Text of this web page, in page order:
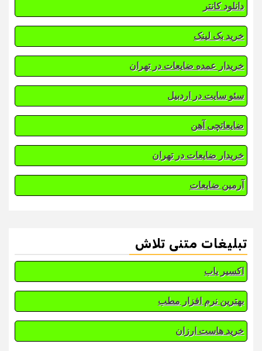
دانلود کانتر
خرید بک لینک
خریدار عمده ضایعات در تهران
سئو سایت در اردبیل
ضایعاتچی آهن
خریدار ضایعات در تهران
آرمین ضایعات
تبلیغات متنی تلاش
اکسیر یاب
بهترین نرم افزار مطب
خرید هاست ارزان